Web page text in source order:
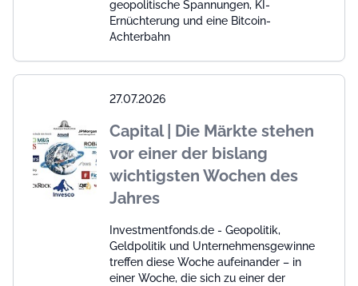
geopolitische Spannungen, KI-
Ernüchterung und eine Bitcoin-
Achterbahn
27.07.2026
Capital | Die Märkte stehen
vor einer der bislang
wichtigsten Wochen des
Jahres
Investmentfonds.de - Geopolitik,
Geldpolitik und Unternehmensgewinne
treffen diese Woche aufeinander – in
einer Woche, die sich zu einer der